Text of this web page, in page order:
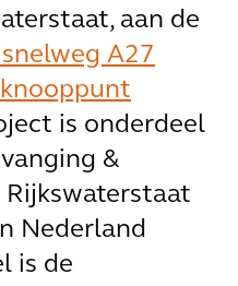
aan de
A27
is onderdeel
&
Rijkswaterstaat
Nederland
is de